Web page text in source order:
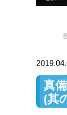
真
(其